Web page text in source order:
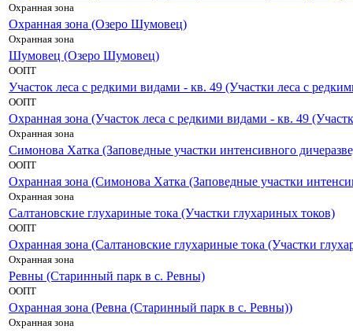
Охранная зона
Охранная зона (Озеро Шумовец)
Охранная зона
Шумовец (Озеро Шумовец)
ООПТ
Участок леса с редкими видами - кв. 49 (Участки леса с
ООПТ
Охранная зона (Участок леса с редкими видами - кв. 49
Охранная зона
Симонова Хатка (Заповедные участки интенсивного
ООПТ
Охранная зона (Симонова Хатка (Заповедные участки
Охранная зона
Салтановские глухариные тока (Участки глухариных токов)
ООПТ
Охранная зона (Салтановские глухариные тока (Участки
Охранная зона
Ревны (Старинный парк в с. Ревны)
ООПТ
Охранная зона (Ревна (Старинный парк в с. Ревны))
Охранная зона